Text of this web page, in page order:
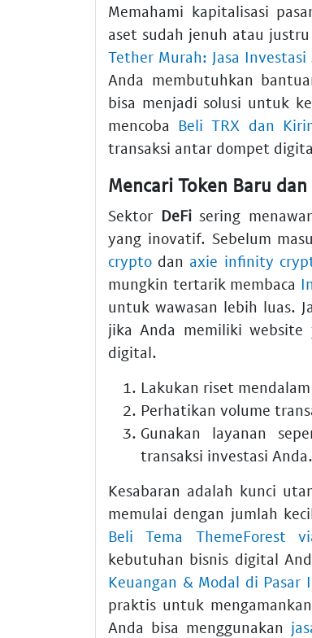
Memahami kapitalisasi
aset sudah jenuh atau
Tether Murah: Jasa
Anda membutuhkan
bisa menjadi solusi untuk
mencoba Beli TRX dan
transaksi antar dompet
Mencari Token Baru
Sektor DeFisering
yang inovatif. Sebelum
crypto dan axie infinity
mungkin tertarik membaca
untuk wawasan lebih luas.
jika Anda memiliki
digital.
Lakukan riset
Perhatikan volume
Gunakan layanan
transaksi investasi Anda.
Kesabaran adalah kunci
memulai dengan jumlah
Beli Tema ThemeForest
kebutuhan bisnis digital
Keuangan & Modal di Pasar
praktis untuk
Anda bisa menggunakan